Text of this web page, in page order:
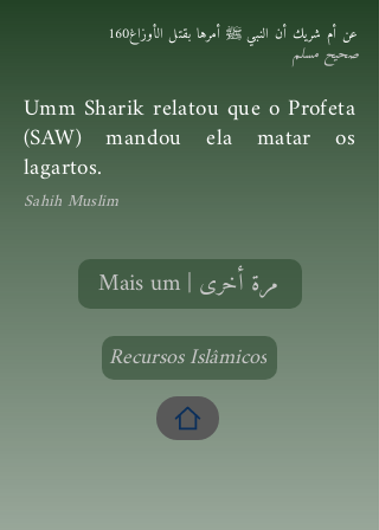
160عن أم شريك أن النبي ﷺ أمرها بقتل الأوزاغ
صحيح مسلم
Umm Sharik relatou que o Profeta
(SAW) mandou ela matar os
lagartos.
Sahih Muslim
Mais um | مرة أخرى
Recursos Islâmicos